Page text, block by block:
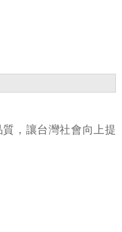
，讓台灣社會向上提